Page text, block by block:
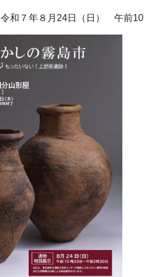
和７年８月24日（日） 午前